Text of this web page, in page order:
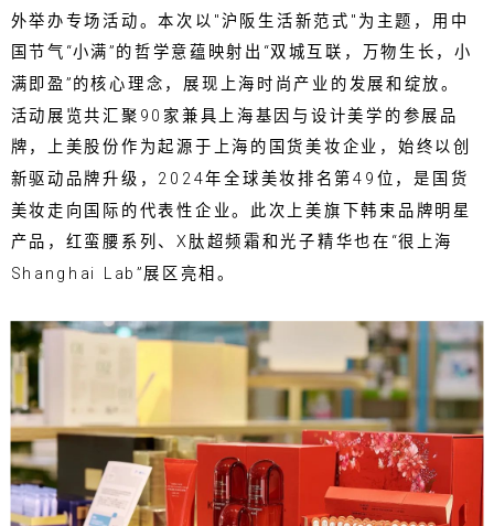
外举办专场活动。本次以"沪阪生活新范式"为主题，用中
国节气“小满”的哲学意蕴映射出“双城互联，万物生长，小
满即盈”的核心理念，展现上海时尚产业的发展和绽放。
活动展览共汇聚90家兼具上海基因与设计美学的参展品
牌，上美股份作为起源于上海的国货美妆企业，始终以创
新驱动品牌升级，2024年全球美妆排名第49位，是国货
美妆走向国际的代表性企业。此次上美旗下韩束品牌明星
产品，红蛮腰系列、X肽超频霜和光子精华也在“很上海
Shanghai Lab”展区亮相。